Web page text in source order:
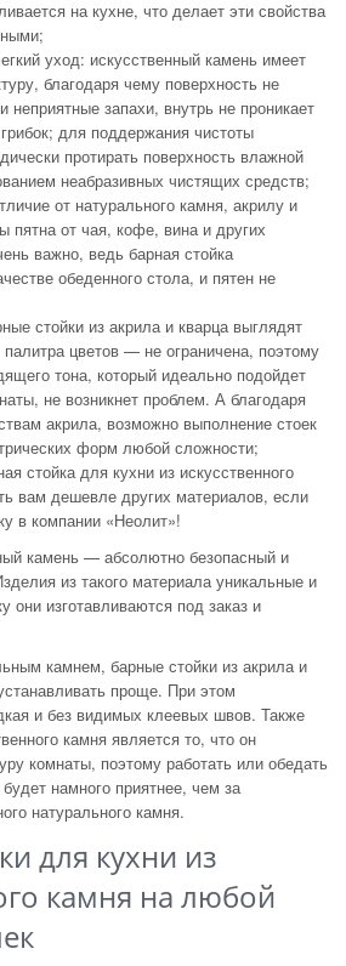
на кухне, что делает эти свойства
уход: искусственный камень имеет
благодаря чему поверхность не
неприятные запахи, внутрь не проникает
для поддержания чистоты
протирать поверхность влажной
неабразивных чистящих средств;
от натурального камня, акрилу и
пятна от чая, кофе, вина и других
важно, ведь барная стойка
обеденного стола, и пятен не
стойки из акрила и кварца выглядят
цветов — не ограничена, поэтому
тона, который идеально подойдет
не возникнет проблем. А благодаря
акрила, возможно выполнение стоек
форм любой сложности;
стойка для кухни из искусственного
вам дешевле других материалов, если
в компании «Неолит»!
камень — абсолютно безопасный и
из такого материала уникальные и
они изготавливаются под заказ и
камнем, барные стойки из акрила и
проще. При этом
и без видимых клеевых швов. Также
камня является то, что он
комнаты, поэтому работать или обедать
намного приятнее, чем за
натурального камня.
для кухни из
камня на любой